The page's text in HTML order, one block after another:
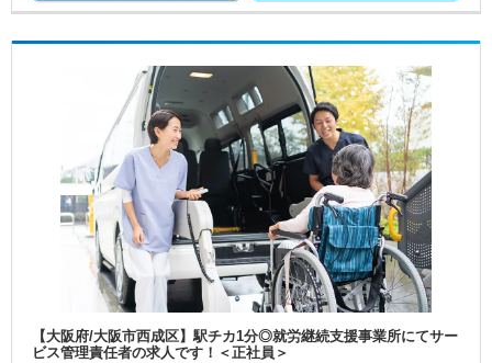
【大阪府/大阪市西成区】駅チカ1分◎就労継続支援事業所にてサー
ビス管理責任者の求人です！＜正社員＞